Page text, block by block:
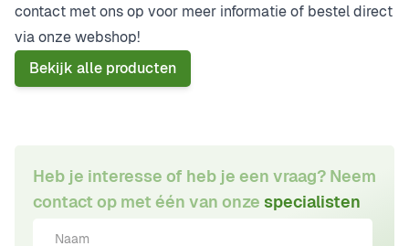
contact met ons op voor meer informatie of bestel direct
via onze webshop!
Bekijk alle producten
Heb je interesse of heb je een vraag? Neem
contact op met één van onze specialisten